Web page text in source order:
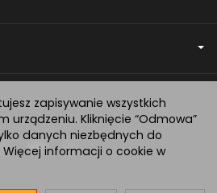
zapisywanie wszystkich
urządzeniu. Kliknięcie “Odmowa”
danych niezbędnych do
informacji o cookie w